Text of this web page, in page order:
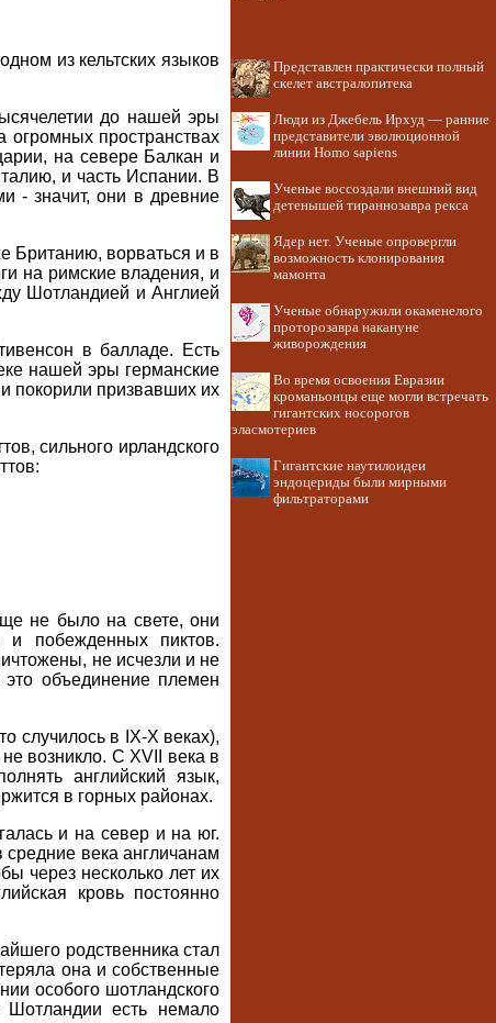
из кельтских языков
до нашей эры
огромных пространствах
на севере Балкан и
и часть Испании. В
- значит, они в древние
Британию, ворваться и в
на римские владения, и
Шотландией и Англией
в балладе. Есть
нашей эры германские
покорили призвавших их
сильного ирландского
не было на свете, они
и побежденных пиктов.
не исчезли и не
объединение племен
случилось в IX-X веках),
возникло. С XVII века в
английский язык,
в горных районах.
и на север и на юг.
века англичанам
через несколько лет их
кровь постоянно
родственника стал
она и собственные
особого шотландского
Шотландии есть немало
Представлен практически полный
скелет австралопитека
Люди из Джебель Ирхуд — ранние
представители эволюционной
линии Homo sapiens
Ученые воссоздали внешний вид
детенышей тираннозавра рекса
Ядер нет. Ученые опровергли
возможность клонирования
мамонта
Ученые обнаружили окаменелого
проторозавра накануне
живорождения
Во время освоения Евразии
кроманьонцы еще могли встречать
гигантских носорогов
эласмотериев
Гигантские наутилоидеи
эндоцериды были мирными
фильтраторами